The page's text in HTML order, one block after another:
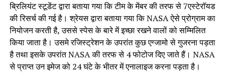
ब्रिलियंट स्टूडेंट द्वारा बताया गया कि टीम के मेंबर की तरफ से 7एस्टेरॉयड
की रिसर्च की गई है। श्रेयस द्वारा बताया गया कि NASA ऐसे प्रोग्राम का
नियोजन करती है, उससे स्पेस के बारे में इच्छा रखने वालों को सम्मिलित
किया जाता है। उसमे रजिस्ट्रेशन के उपरांत कुछ एग्जामो से गुजरना पड़ता
है तथा इसके उपरांत NASA की तरफ से 4 फोटोज दिए जाते हैं। NASA
से प्राप्त उन इमेज को 24 घंटे के भीतर में एनालाइज करना पड़ता है।